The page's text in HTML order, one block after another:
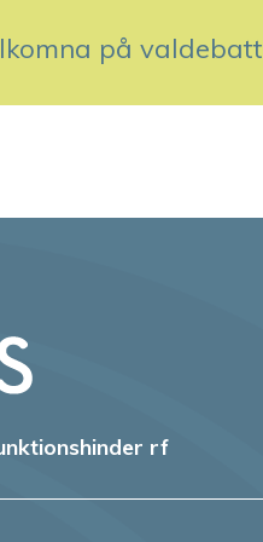
på valdebatt
rf